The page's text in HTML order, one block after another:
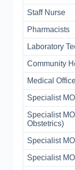
Staff Nurse
Pharmacists
Laboratory
Community
Medical
Specialist
Specialist
Obstetrics)
Specialist
Specialist